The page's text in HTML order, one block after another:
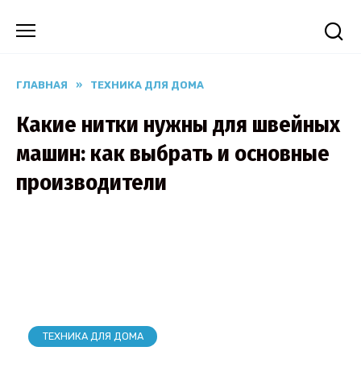
ГЛАВНАЯ » ТЕХНИКА ДЛЯ ДОМА
Какие нитки нужны для швейных
машин: как выбрать и основные
производители
ТЕХНИКА ДЛЯ ДОМА